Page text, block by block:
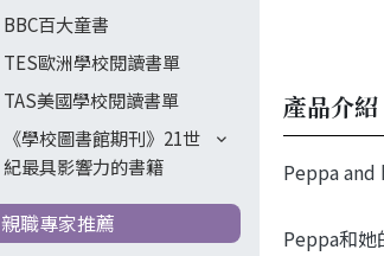
BBC百大童書
TES歐洲學校閱讀書單
TAS美國學校閱讀書單
《學校圖書館期刊》21世
紀最具影響力的書籍
親職專家推薦
產品介紹
Peppa
Peppa和她